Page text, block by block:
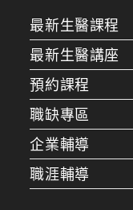
最新生醫課程
最新生醫講座
預約課程
職缺專區
企業輔導
職涯輔導